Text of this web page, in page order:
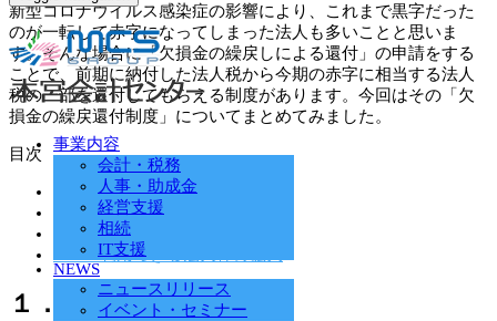
事業内容
会計・税務
人事・助成金
経営支援
相続
IT支援
NEWS
ニュースリリース
イベント・セミナー
新型コロナウイルス感染症の影響により、これまで黒字だった
のが一転して赤字になってしまった法人も多いことと思いま
す。そんな場合に「欠損金の繰戻しによる還付」の申請をする
ことで、前期に納付した法人税から今期の赤字に相当する法人
税の一部を還付してもらえる制度があります。今回はその「欠
損金の繰戻還付制度」についてまとめてみました。
目次
１．制度の概要
２．適用要件
３．還付金額の計算方法
４．利用できる法人枠の拡大
１．制度の概要